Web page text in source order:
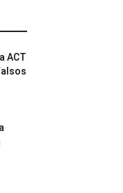
ACT